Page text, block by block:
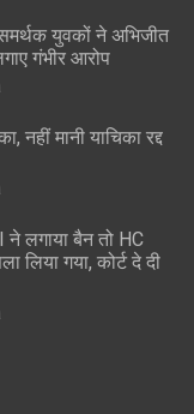
समर्थक युवकों ने अभिजीत
गंभीर आरोप
मानी याचिका रद्द
ने लगाया बैन तो HC
लिया गया, कोर्ट दे दी